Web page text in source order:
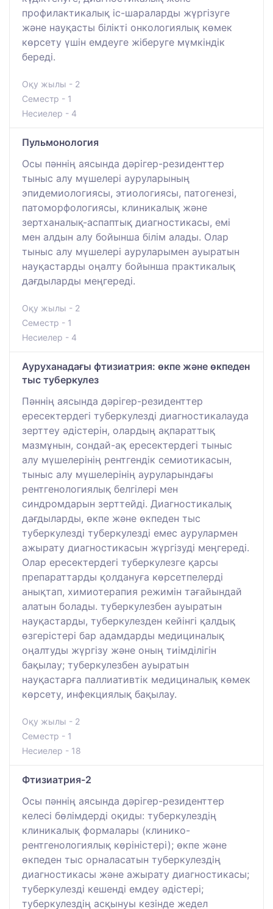
профилактикалық іс-шараларды жүргізуге
және науқасты білікті онкологиялық көмек
көрсету үшін емдеуге жіберуге мүмкіндік
береді.
Оқу жылы - 2
Семестр - 1
Несиелер - 4
Пульмонология
Осы пәннің аясында дәрігер-резиденттер
тыныс алу мүшелері ауруларының
эпидемиологиясы, этиологиясы, патогенезі,
патоморфологиясы, клиникалық және
зертханалық-аспаптық диагностикасы, емі
мен алдын алу бойынша білім алады. Олар
тыныс алу мүшелері ауруларымен ауыратын
науқастарды оңалту бойынша практикалық
дағдыларды меңгереді.
Оқу жылы - 2
Семестр - 1
Несиелер - 4
Ауруханадағы фтизиатрия: өкпе және өкпеден
тыс туберкулез
Пәннің аясында дәрігер-резиденттер
ересектердегі туберкулезді диагностикалауда
зерттеу әдістерін, олардың ақпараттық
мазмұнын, сондай-ақ ересектердегі тыныс
алу мүшелерінің рентгендік семиотикасын,
тыныс алу мүшелерінің ауруларындағы
рентгенологиялық белгілері мен
синдромдарын зерттейді. Диагностикалық
дағдыларды, өкпе және өкпеден тыс
туберкулезді туберкулезді емес аурулармен
ажырату диагностикасын жүргізуді меңгереді.
Олар ересектердегі туберкулезге қарсы
препараттарды қолдануға көрсетпелерді
анықтап, химиотерапия режимін тағайындай
алатын болады. туберкулезбен ауыратын
науқастарды, туберкулезден кейінгі қалдық
өзгерістері бар адамдарды медициналық
оңалтуды жүргізу және оның тиімділігін
бақылау; туберкулезбен ауыратын
науқастарға паллиативтік медициналық көмек
көрсету, инфекциялық бақылау.
Оқу жылы - 2
Семестр - 1
Несиелер - 18
Фтизиатрия-2
Осы пәннің аясында дәрігер-резиденттер
келесі бөлімдерді оқиды: туберкулездің
клиникалық формалары (клинико-
рентгенологиялық көріністері); өкпе және
өкпеден тыс орналасатын туберкулездің
диагностикасы және ажырату диагностикасы;
туберкулезді кешенді емдеу әдістері;
туберкулездің асқынуы кезінде жедел